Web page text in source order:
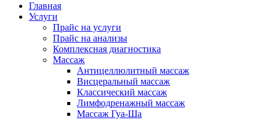
жизнь"Главная
Услуги
Прайс на услуги
Прайс на анализы
Комплексная диагностика
Массаж
Антицеллюлитный массаж
Висцеральный массаж
Классический массаж
Лимфодренажный массаж
Массаж Гуа-Ша